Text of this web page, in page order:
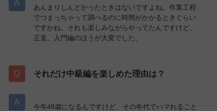
あんまりしんどかったときはないですよね。作業工程
でつまっちゃって調べるのに時間がかかるときぐらい
ですかね。それも楽しみながらやってたんですけど。
正直、入門編のほうが大変でした。
それだけ中級編を楽しめた理由は？
今年48歳になるんですけど、その年代でハマれること